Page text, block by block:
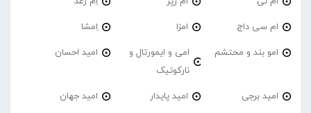
ام سی داج امزا اِمشا
امو بند و محتشم
امی و ایمورتال و
نارکوتیک
امید احسان
امید برجی امید پایدار امید جهان